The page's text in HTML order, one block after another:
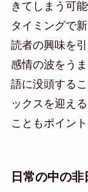
きてしまう可
タイミングで
読者の興味を
感情の波をう
語に没頭する
ックスを迎え
こともポイント
日常の中の非